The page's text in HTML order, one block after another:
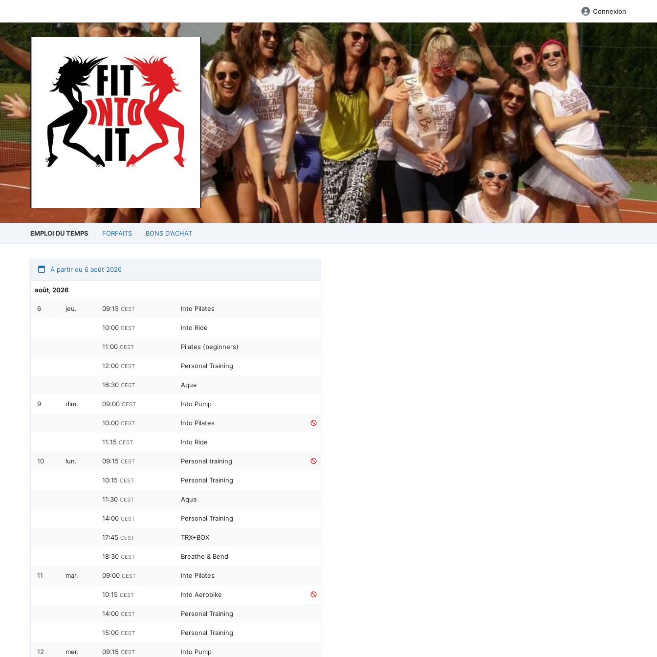
Connexion
EMPLOI DU TEMPS FORFAITS BONS D'ACHAT
À partir du 6 août 2026
août, 2026
6 jeu. 09:15 CEST Into Pilates
10:00 CEST Into Ride
11:00 CEST Pilates (beginners)
12:00 CEST Personal Training
16:30 CEST Aqua
9 dim. 09:00 CEST Into Pump
10:00 CEST Into Pilates
11:15 CEST Into Ride
10 lun. 09:15 CEST Personal training
10:15 CEST Personal Training
11:30 CEST Aqua
14:00 CEST Personal Training
17:45 CEST TRX+BOX
18:30 CEST Breathe & Bend
11 mar. 09:00 CEST Into Pilates
10:15 CEST Into Aerobike
14:00 CEST Personal Training
15:00 CEST Personal Training
12 mer. 09:15 CEST Into Pump